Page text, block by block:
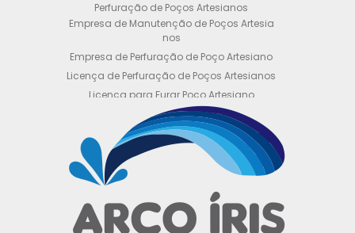
Perfuração de Poços Artesianos
Empresa de Manutenção de Poços Artesia
nos
Empresa de Perfuração de Poço Artesiano
Licença de Perfuração de Poços Artesianos
Licença para Furar Poço Artesiano
Licença para Perfuração de Poço Artesiano
Licença para Poço Semi Artesiano
Manutenção de Poço Semi Artesiano
Manutenção Preventiva de Poços Artesiano
Obtenha sua Licença de Perfuração de Poç
o Artesiano